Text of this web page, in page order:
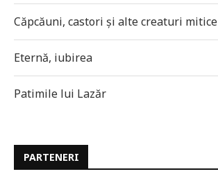
Căpcăuni, castori și alte creaturi mitice
Eternă, iubirea
Patimile lui Lazăr
PARTENERI